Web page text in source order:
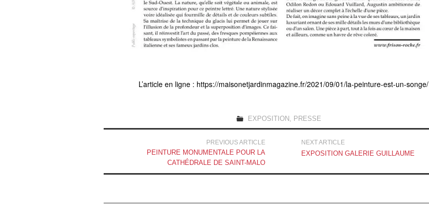
L’article en ligne : https://maisonetjardinmagazine.fr/2021/09/01/la-peinture-est-un-songe/
EXPOSITION , PRESSE
Navigation
des
PREVIOUS ARTICLE
PEINTURE MONUMENTALE POUR LA
CATHÉDRALE DE SAINT-MALO
NEXT ARTICLE
EXPOSITION GALERIE GUILLAUME